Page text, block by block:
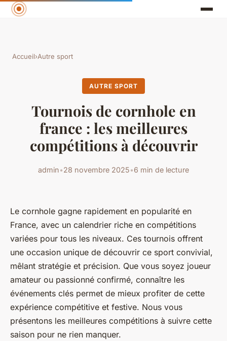
Accueil›Autre sport
AUTRE SPORT
Tournois de cornhole en
france : les meilleures
compétitions à découvrir
admin•28 novembre 2025•6 min de lecture
Le cornhole gagne rapidement en popularité en
France, avec un calendrier riche en compétitions
variées pour tous les niveaux. Ces tournois offrent
une occasion unique de découvrir ce sport convivial,
mêlant stratégie et précision. Que vous soyez joueur
amateur ou passionné confirmé, connaître les
événements clés permet de mieux profiter de cette
expérience compétitive et festive. Nous vous
présentons les meilleures compétitions à suivre cette
saison pour ne rien manquer.